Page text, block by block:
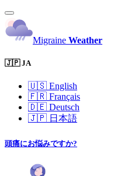
Migraine Weather
🇯🇵 JA
🇺🇸 English
🇫🇷 Français
🇩🇪 Deutsch
🇯🇵 日本語
頭痛にお悩みですか?